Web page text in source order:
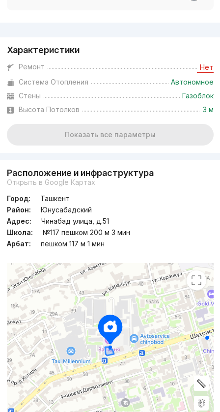
Характеристики
Ремонт Нет
Система Отопления
Автономное
Стены
Газоблок
Высота Потолков
3 м
Показать все параметры
Расположение и инфраструктура
Открыть в Google Картах
Город:
Ташкент
Район:
Юнусабадский
Адрес:
Чинабад улица, д.51
Школа:
№117 пешком 200 м 3 мин
Арбат:
пешком 117 м 1 мин